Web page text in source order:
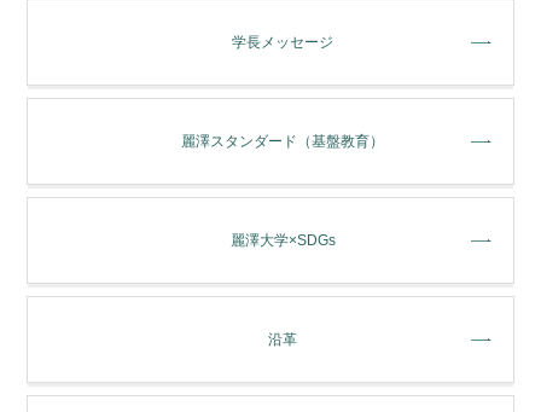
学長メッセージ
麗澤スタンダード（基盤教育）
麗澤大学×SDGs
沿革